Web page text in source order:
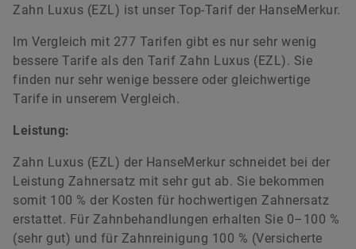
Zahn Luxus (EZL) ist unser Top-Tarif der HanseMerkur.
Im Vergleich mit 277 Tarifen gibt es nur sehr wenig
bessere Tarife als den Tarif Zahn Luxus (EZL). Sie
finden nur sehr wenige bessere oder gleichwertige
Tarife in unserem Vergleich.
Leistung:
Zahn Luxus (EZL) der HanseMerkur schneidet bei der
Leistung Zahnersatz mit sehr gut ab. Sie bekommen
somit 100 % der Kosten für hochwertigen Zahnersatz
erstattet. Für Zahnbehandlungen erhalten Sie 0–100 %
(sehr gut) und für Zahnreinigung 100 % (Versicherte